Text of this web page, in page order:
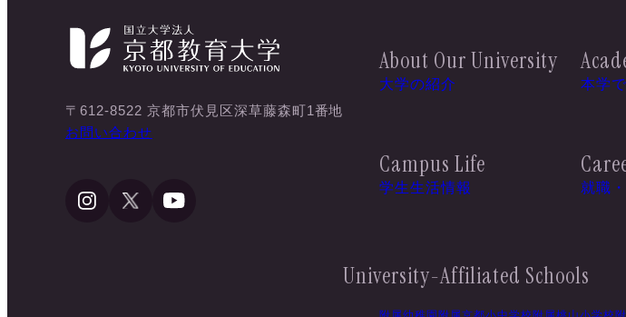
〒612-8522 京都市伏見区深草藤森町1番地
お問い合わせ
About Our University
大学の紹介 本学
Campus Life
学生生活情報 就職
University-Affiliated Schools